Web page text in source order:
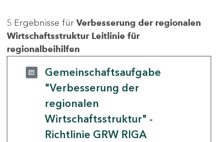
5 Ergebnisse für Verbesserung der regionalen
Wirtschaftsstruktur Leitlinie für
regionalbeihilfen
Gemeinschaftsaufgabe
"Verbesserung der
regionalen
Wirtschaftsstruktur" -
Richtlinie GRW RIGA